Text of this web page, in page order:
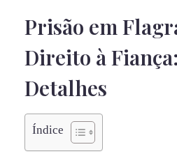
Prisão em
Direito à
Detalhes
Índice